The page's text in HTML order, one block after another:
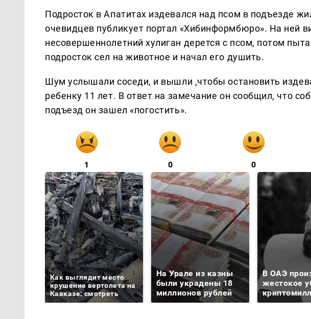
Подросток в Апатитах издевался над псом в подъезде
очевидцев публикует портал «Хибинформбюро». На ней
несовершеннолетний хулиган дерется с псом, потом
подросток сел на животное и начал его душить.
Шум услышали соседи, и вышли ,чтобы остановить
ребенку 11 лет. В ответ на замечание он сообщил, что
подъезд он зашел «погостить».
1 0 0
Как выглядит место
крушение вертолета на
Кавказе: смотреть
На Урале из казны
были украдены 18
миллионов рублей
В ОАЭ
жестокое